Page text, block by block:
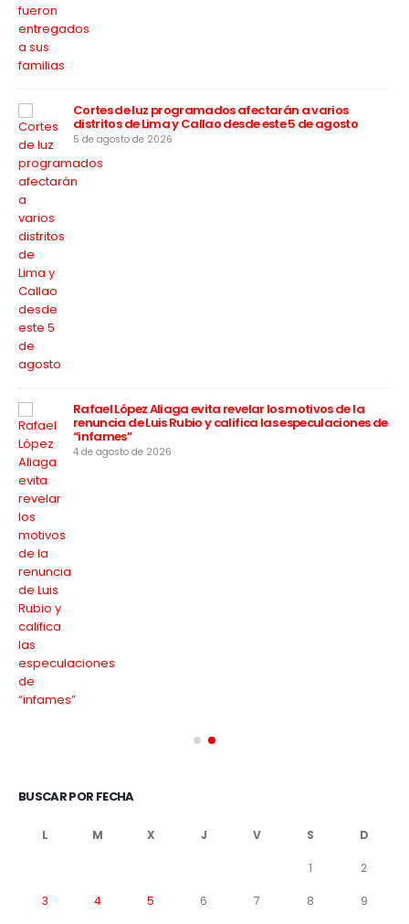
Cortes de luz programados afectarán a varios
distritos de Lima y Callao desde este 5 de agosto
5 de agosto de 2026
Rafael López Aliaga evita revelar los motivos de la
renuncia de Luis Rubio y califica las especulaciones de
“infames”
4 de agosto de 2026
BUSCAR POR FECHA
L M X J V S D
1 2
3 4 5 6 7 8 9